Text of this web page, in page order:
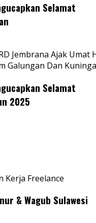
Selamat
Jembrana Ajak
Galungan Dan
Selamat
2025
Kerja Freelance
& Wagub Sulawesi